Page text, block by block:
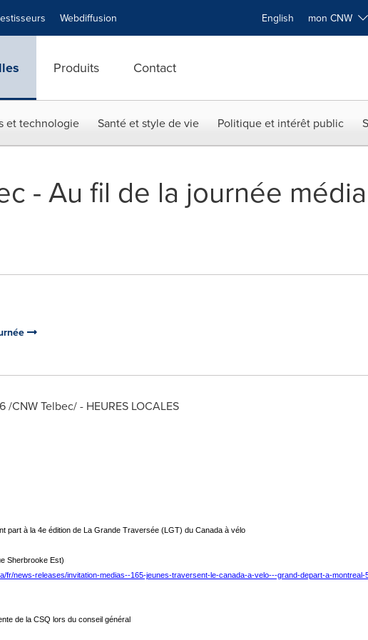
Webdiffusion English mon CNW
Produits Contact
et technologie Santé et style de vie Politique et intérêt public
- Au fil de la journée
/CNW Telbec/ - HEURES LOCALES
part à la 4e édition de La Grande Traversée (LGT) du Canada à vélo
Sherbrooke Est)
fr/news-releases/invitation-medias--165-jeunes-traversent-le-canada-a-velo---grand-depart-a-montreal-
de la CSQ lors du conseil général